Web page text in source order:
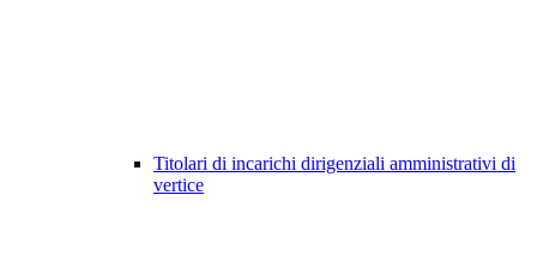
Titolari di incarichi dirigenziali amministrativi di
vertice